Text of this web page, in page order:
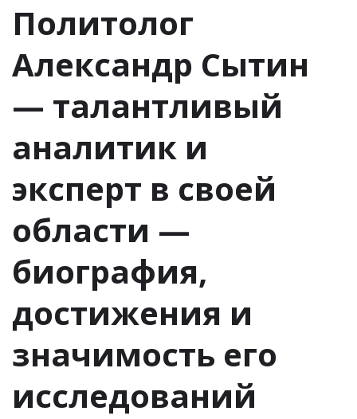
Политолог
Александр Сытин
— талантливый
аналитик и
эксперт в своей
области —
биография,
достижения и
значимость его
исследований